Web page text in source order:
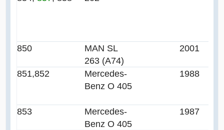
850
MAN SL
263 (A74)
2001
851,852
Mercedes-
Benz O 405
1988
853
Mercedes-
Benz O 405
1987